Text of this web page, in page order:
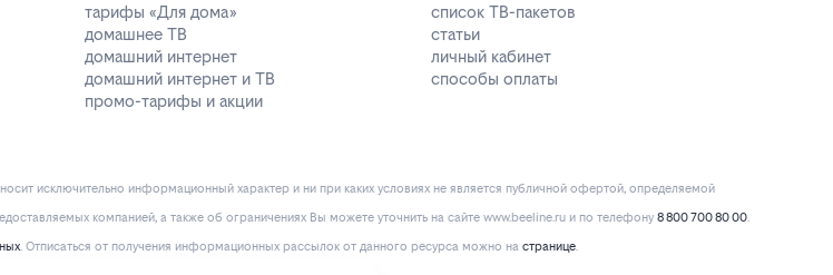
тарифы «Для дома»
домашнее ТВ
домашний интернет
домашний интернет и ТВ
промо-тарифы и акции
список ТВ-пакетов
статьи
личный кабинет
способы оплаты
исключительно информационный характер и ни при каких условиях не является публичной офертой, определяемой
компанией, а также об ограничениях Вы можете уточнить на сайте www.beeline.ru и по телефону 8 800 700 80 00.
. Отписаться от получения информационных рассылок от данного ресурса можно на странице.